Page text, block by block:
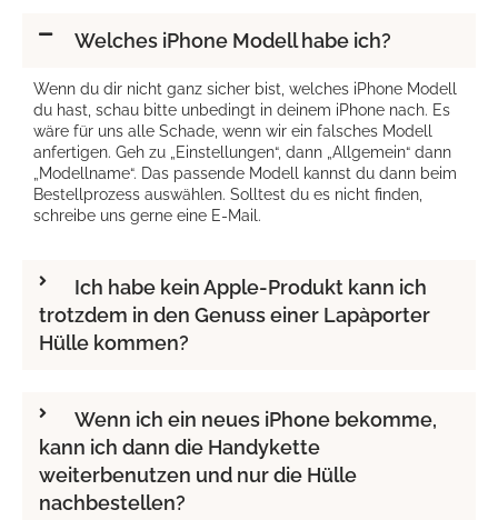
Welches iPhone Modell habe ich?
Wenn du dir nicht ganz sicher bist, welches iPhone Modell
du hast, schau bitte unbedingt in deinem iPhone nach. Es
wäre für uns alle Schade, wenn wir ein falsches Modell
anfertigen. Geh zu „Einstellungen“, dann „Allgemein“ dann
„Modellname“. Das passende Modell kannst du dann beim
Bestellprozess auswählen. Solltest du es nicht finden,
schreibe uns gerne eine E-Mail.
Ich habe kein Apple-Produkt kann ich
trotzdem in den Genuss einer Lapàporter
Hülle kommen?
Wenn ich ein neues iPhone bekomme,
kann ich dann die Handykette
weiterbenutzen und nur die Hülle
nachbestellen?